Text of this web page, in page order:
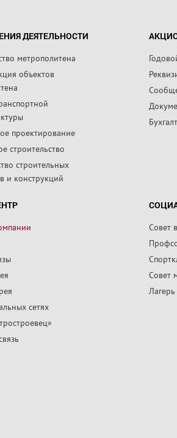
ДЕЯТЕЛЬНОСТИ
метрополитена
объектов
проектирование
строительство
строительных
и конструкций
сетях
Совет
Совет